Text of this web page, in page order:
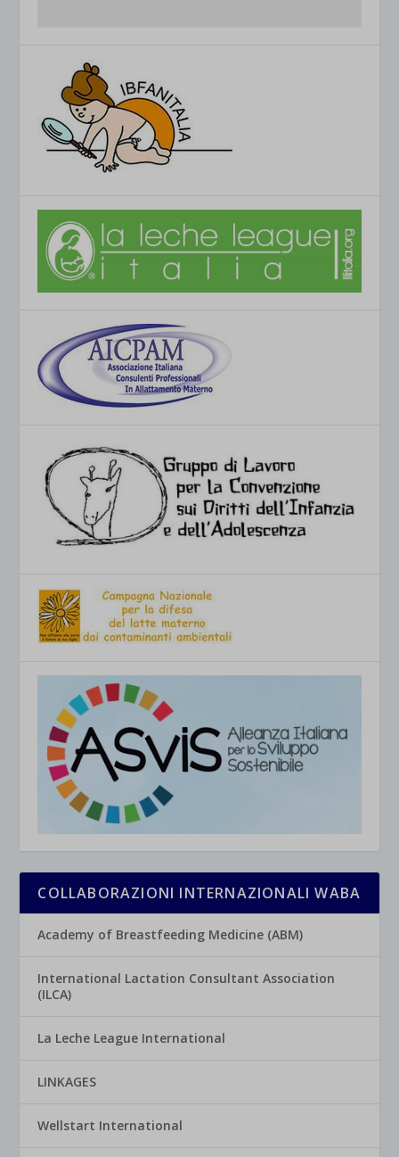
COLLABORAZIONI INTERNAZIONALI WABA
Academy of Breastfeeding Medicine (ABM)
International Lactation Consultant Association
(ILCA)
La Leche League International
LINKAGES
Wellstart International